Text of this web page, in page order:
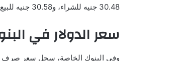
30.48 جنيه للشراء، و30.58 جنيه للبيع.
سعر الدولار في